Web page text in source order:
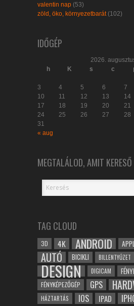
valentin nap (53)
zöld, öko, környezetbarát (102)
IDŐGÉP
2026.
h
K s c
3
4 5 6 7
10
11 12 13 14
17
18 19 20 21
24
25 26 27 28
31
« aug
MEGTALÁLOD, AMIT KERESŐ
TAG CLOUD
3D 4K ANDROID
AUTÓ BICIKLI BILLENTYŰZET
DESIGN DIGICAM
FÉNYKÉPEZŐGÉP GPS
HÁZTARTÁS IOS IPAD